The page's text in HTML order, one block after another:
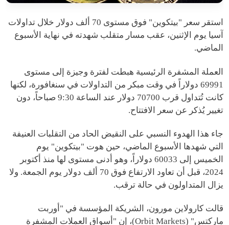
استقر سعر "بيتكوين" فوق مستوى 70 ألف دولار خلال تداولات
آسيا يوم الإثنين، عقب مسار متقلب شهدته في نهاية الأسبوع
الماضي.
العملة المشفرة الرئيسية هبطت لفترة وجيزة إلى مستوى
69991 دولاراً في وقت مبكر من التداولات في سنغافورة، لكنها
كانت تُتداول قرب 70700 دولار عند الساعة 9:30 صباحاً، دون
تغيير يُذكر عن سعر الافتتاح.
جاء هذا الهدوء النسبي على النقيض الحاد من التقلبات العنيفة
التي شهدها الأسبوع الماضي، حين هوت "بيتكوين" يوم
الخميس إلى 60033 دولاراً، وهو أدنى مستوى لها منذ أكتوبر
2024، قبل أن تعاود الارتفاع فوق 70 ألف دولار يوم الجمعة. ولا
يزال المتداولون في حالة ترقب.
قالت كارولاين مورون، الشريكة المؤسسة في "أوربت
ماركتس" (Orbit Markets)، إن "أسواق العملات المشفرة